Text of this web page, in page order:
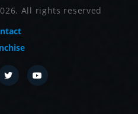
All rights reserved